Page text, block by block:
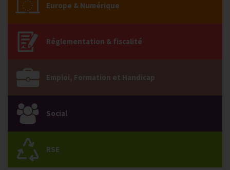
Europe & Numérique
Réglementation & fiscalité
Emploi, Formation et Handicap
Social
RSE